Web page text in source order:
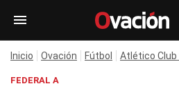
Inicio Ovación Fútbol Atlético Club
FEDERAL A